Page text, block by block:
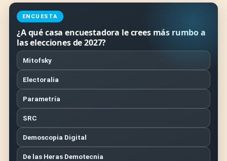
ENCUESTA
¿A qué casa encuestadora le crees más rumbo a
las elecciones de 2027?
Mitofsky
Electoralia
Parametría
SRC
Demoscopia Digital
De las Heras Demotecnia